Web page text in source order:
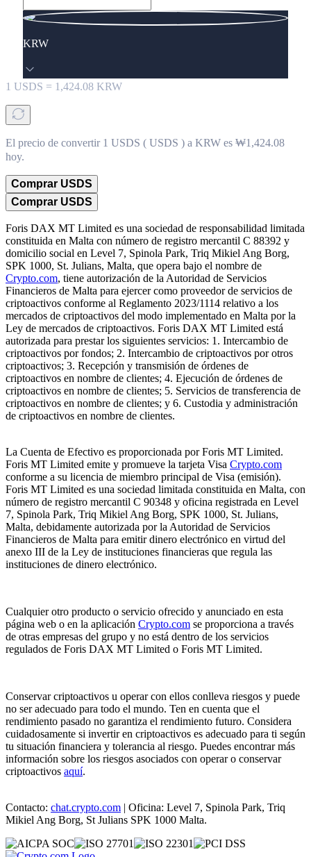
KRW
1 USDS = 1,424.08 KRW
El precio de convertir 1 USDS ( USDS ) a KRW es ₩1,424.08
hoy.
Comprar USDS
Comprar USDS
Foris DAX MT Limited es una sociedad de responsabilidad limitada
constituida en Malta con número de registro mercantil C 88392 y
domicilio social en Level 7, Spinola Park, Triq Mikiel Ang Borg,
SPK 1000, St. Julians, Malta, que opera bajo el nombre de
Crypto.com, tiene autorización de la Autoridad de Servicios
Financieros de Malta para ejercer como proveedor de servicios de
criptoactivos conforme al Reglamento 2023/1114 relativo a los
mercados de criptoactivos del modo implementado en Malta por la
Ley de mercados de criptoactivos. Foris DAX MT Limited está
autorizada para prestar los siguientes servicios: 1. Intercambio de
criptoactivos por fondos; 2. Intercambio de criptoactivos por otros
criptoactivos; 3. Recepción y transmisión de órdenes de
criptoactivos en nombre de clientes; 4. Ejecución de órdenes de
criptoactivos en nombre de clientes; 5. Servicios de transferencia de
criptoactivos en nombre de clientes; y 6. Custodia y administración
de criptoactivos en nombre de clientes.
La Cuenta de Efectivo es proporcionada por Foris MT Limited.
Foris MT Limited emite y promueve la tarjeta Visa Crypto.com
conforme a su licencia de miembro principal de Visa (emisión).
Foris MT Limited es una sociedad limitada constituida en Malta, con
número de registro mercantil C 90348 y oficina registrada en Level
7, Spinola Park, Triq Mikiel Ang Borg, SPK 1000, St. Julians,
Malta, debidamente autorizada por la Autoridad de Servicios
Financieros de Malta para emitir dinero electrónico en virtud del
anexo III de la Ley de instituciones financieras que regula las
instituciones de dinero electrónico.
Cualquier otro producto o servicio ofrecido y anunciado en esta
página web o en la aplicación Crypto.com se proporciona a través
de otras empresas del grupo y no está dentro de los servicios
regulados de Foris DAX MT Limited o Foris MT Limited.
Conservar criptoactivos u operar con ellos conlleva riesgos y puede
no ser adecuado para todo el mundo. Ten en cuenta que el
rendimiento pasado no garantiza el rendimiento futuro. Considera
cuidadosamente si invertir en criptoactivos es adecuado para ti según
tu situación financiera y tolerancia al riesgo. Puedes encontrar más
información sobre los riesgos asociados con operar o conservar
criptoactivos aquí.
Contacto: chat.crypto.com | Oficina: Level 7, Spinola Park, Triq
Mikiel Ang Borg, St Julians SPK 1000 Malta.